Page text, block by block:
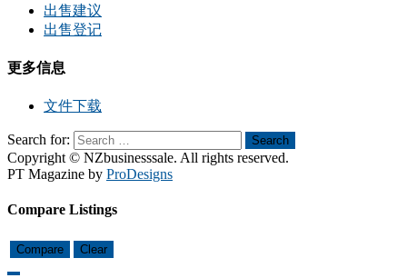
出售建议
出售登记
更多信息
文件下载
Search for: Search
Copyright © NZbusinesssale. All rights reserved.
PT Magazine by ProDesigns
Compare Listings
Compare Clear